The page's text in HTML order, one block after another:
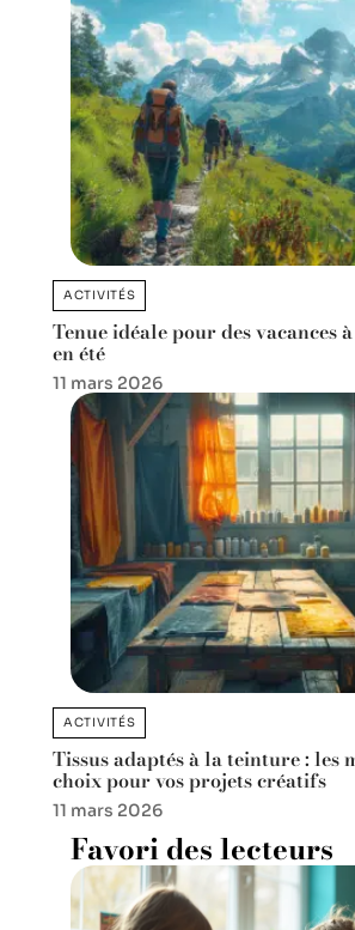
ACTIVITÉS
Tenue idéale pour des vacances
en été
11 mars 2026
ACTIVITÉS
Tissus adaptés à la teinture : les
choix pour vos projets créatifs
11 mars 2026
Favori des lecteurs